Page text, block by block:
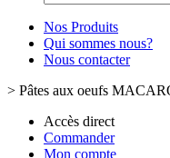
Nos Produits
Qui sommes nous?
Nous contacter
> Pâtes aux oeufs
Accès direct
Commander
Mon compte